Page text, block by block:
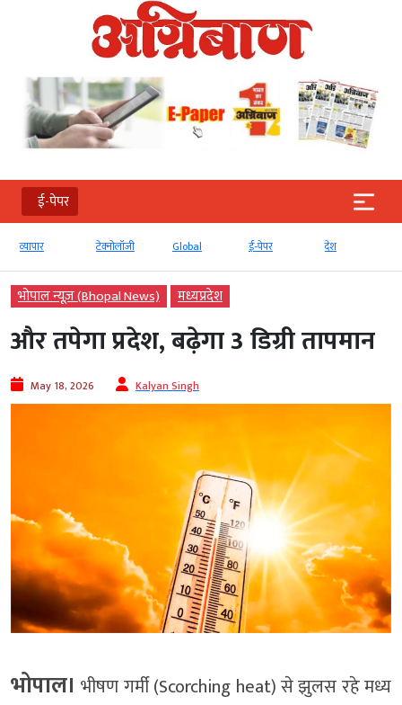
ई-पेपर
टेक्‍नोलॉजी Global ई-पेपर देश बड़ी खबर
भोपाल न्यूज़ (Bhopal News) मध्‍यप्रदेश
और तपेगा प्रदेश, बढ़ेगा 3 डिग्री तापमान
May 18, 2026 Kalyan Singh
भोपाल। भीषण गर्मी (Scorching heat) से झुलस रहे मध्य